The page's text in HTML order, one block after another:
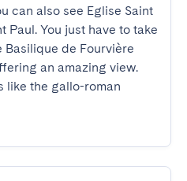
can also see Eglise Saint
Paul. You just have to take
de Fourvière
an amazing view.
like the gallo-roman